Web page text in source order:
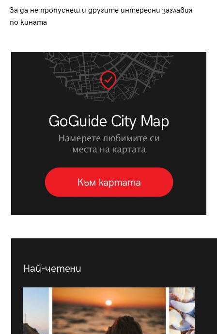
За да не пропуснеш и другите интересни заглавия
по кината
Най-четени